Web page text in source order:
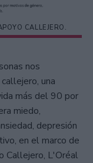
CALLEJERO.
nos
una
más del 90 por
miedo,
depresión
en el marco de
Callejero, L'Oréal